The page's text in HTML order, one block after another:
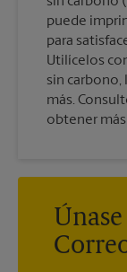
puede
para
Utilícelos
sin carbono,
más.
obtener